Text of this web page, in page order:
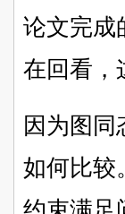
论文完成
在回看，
因为图
如何比较